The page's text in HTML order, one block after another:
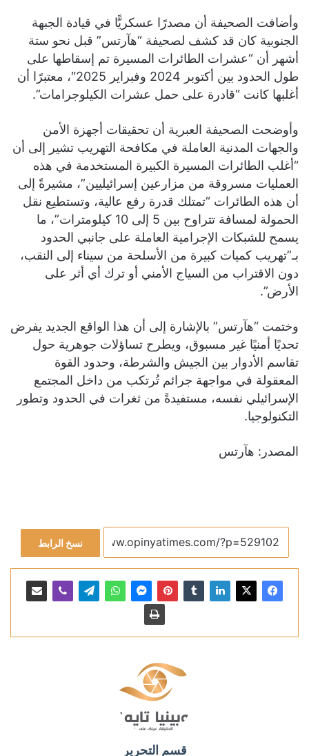
وأضافت الصحيفة أن مصدرًا عسكريًّا في قيادة الجبهة
الجنوبية كان قد كشف لصحيفة “هآرتس” قبل نحو ستة
أشهر أن “عشرات الطائرات المسيرة تم إسقاطها على
طول الحدود بين أكتوبر 2024 وفبراير 2025″، معتبرًا أن
أغلبها كانت “قادرة على حمل عشرات الكيلوجرامات”.
وأوضحت الصحيفة العبرية أن تحقيقات أجهزة الأمن
والجهات المدنية العاملة في مكافحة التهريب تشير إلى أن
“أغلب الطائرات المسيرة الكبيرة المستخدمة في هذه
العمليات مسروقة من مزارعين إسرائيليين”، مشيرةً إلى
أن هذه الطائرات “تمتلك قدرة رفع عالية، وتستطيع نقل
الحمولة لمسافة تتراوح بين 5 إلى 10 كيلومترات”، ما
يسمح للشبكات الإجرامية العاملة على جانبي الحدود
بـ”تهريب كميات كبيرة من الأسلحة من سيناء إلى النقب،
دون الاقتراب من السياج الأمني أو ترك أي أثر على
الأرض”.
وختمت “هآرتس” بالإشارة إلى أن هذا الواقع الجديد يفرض
تحديًا أمنيًا غير مسبوق، ويطرح تساؤلات جوهرية حول
تقاسم الأدوار بين الجيش والشرطة، وحدود القوة
المعقولة في مواجهة جرائم تُرتكب من داخل المجتمع
الإسرائيلي نفسه، مستفيدةً من ثغرات في الحدود وتطور
التكنولوجيا.
المصدر: هآرتس
نسخ الرابط
قسم التحرير